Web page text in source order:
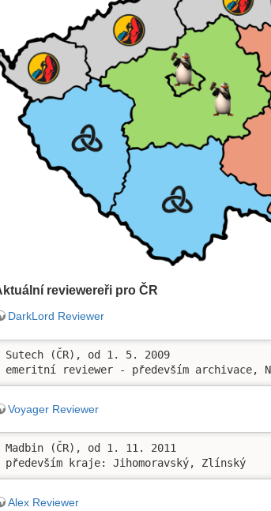
reviewereři pro ČR
DarkLord Reviewer
Sutech (ČR), od 1. 5. 2009
emeritní reviewer - především archivace,
Voyager Reviewer
Madbin (ČR), od 1. 11. 2011
především kraje: Jihomoravský, Zlínský
Alex Reviewer